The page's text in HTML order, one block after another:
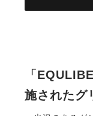
「
施されたグ